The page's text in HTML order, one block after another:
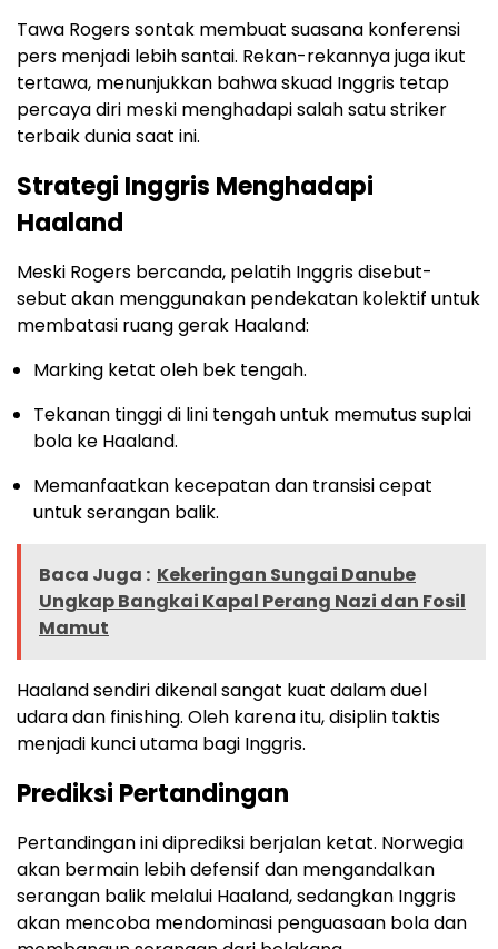
Tawa Rogers sontak membuat suasana konferensi
pers menjadi lebih santai. Rekan-rekannya juga ikut
tertawa, menunjukkan bahwa skuad Inggris tetap
percaya diri meski menghadapi salah satu striker
terbaik dunia saat ini.
Strategi Inggris Menghadapi
Haaland
Meski Rogers bercanda, pelatih Inggris disebut-
sebut akan menggunakan pendekatan kolektif untuk
membatasi ruang gerak Haaland:
Marking ketat oleh bek tengah.
Tekanan tinggi di lini tengah untuk memutus suplai
bola ke Haaland.
Memanfaatkan kecepatan dan transisi cepat
untuk serangan balik.
Baca Juga : Kekeringan Sungai Danube
Ungkap Bangkai Kapal Perang Nazi dan Fosil
Mamut
Haaland sendiri dikenal sangat kuat dalam duel
udara dan finishing. Oleh karena itu, disiplin taktis
menjadi kunci utama bagi Inggris.
Prediksi Pertandingan
Pertandingan ini diprediksi berjalan ketat. Norwegia
akan bermain lebih defensif dan mengandalkan
serangan balik melalui Haaland, sedangkan Inggris
akan mencoba mendominasi penguasaan bola dan